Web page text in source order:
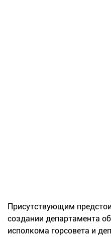
Присутствующим
создании департамента
исполкома горсовета и